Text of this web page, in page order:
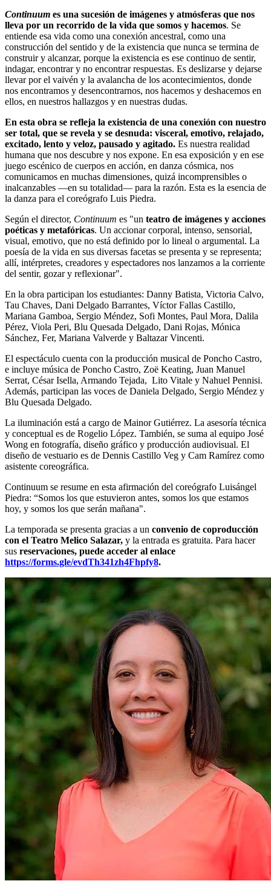
Continuum es una sucesión de imágenes y atmósferas que nos
lleva por un recorrido de la vida que somos y hacemos. Se
entiende esa vida como una conexión ancestral, como una
construcción del sentido y de la existencia que nunca se termina de
construir y alcanzar, porque la existencia es ese continuo de sentir,
indagar, encontrar y no encontrar respuestas. Es deslizarse y dejarse
llevar por el vaivén y la avalancha de los acontecimientos, donde
nos encontramos y desencontrarnos, nos hacemos y deshacemos en
ellos, en nuestros hallazgos y en nuestras dudas.
En esta obra se refleja la existencia de una conexión con nuestro
ser total, que se revela y se desnuda: visceral, emotivo, relajado,
excitado, lento y veloz, pausado y agitado. Es nuestra realidad
humana que nos descubre y nos expone. En esa exposición y en ese
juego escénico de cuerpos en acción, en danza cósmica, nos
comunicamos en muchas dimensiones, quizá incomprensibles o
inalcanzables —en su totalidad— para la razón. Esta es la esencia de
la danza para el coreógrafo Luis Piedra.
Según el director, Continuum es "un teatro de imágenes y acciones
poéticas y metafóricas. Un accionar corporal, intenso, sensorial,
visual, emotivo, que no está definido por lo lineal o argumental. La
poesía de la vida en sus diversas facetas se presenta y se representa;
allí, intérpretes, creadores y espectadores nos lanzamos a la corriente
del sentir, gozar y reflexionar".
En la obra participan los estudiantes: Danny Batista, Victoria Calvo,
Tau Chaves, Dani Delgado Barrantes, Víctor Fallas Castillo,
Mariana Gamboa, Sergio Méndez, Sofi Montes, Paul Mora, Dalila
Pérez, Viola Peri, Blu Quesada Delgado, Dani Rojas, Mónica
Sánchez, Fer, Mariana Valverde y Baltazar Vincenti.
El espectáculo cuenta con la producción musical de Poncho Castro,
e incluye música de Poncho Castro, Zoë Keating, Juan Manuel
Serrat, César Isella, Armando Tejada, Lito Vitale y Nahuel Pennisi.
Además, participan las voces de Daniela Delgado, Sergio Méndez y
Blu Quesada Delgado.
La iluminación está a cargo de Mainor Gutiérrez. La asesoría técnica
y conceptual es de Rogelio López. También, se suma al equipo José
Wong en fotografía, diseño gráfico y producción audiovisual. El
diseño de vestuario es de Dennis Castillo Veg y Cam Ramírez como
asistente coreográfica.
Continuum se resume en esta afirmación del coreógrafo Luisángel
Piedra: “Somos los que estuvieron antes, somos los que estamos
hoy, y somos los que serán mañana".
La temporada se presenta gracias a un convenio de coproducción
con el Teatro Melico Salazar, y la entrada es gratuita. Para hacer
sus reservaciones, puede acceder al enlace
https://forms.gle/evdTh341zh4Fhpfy8.